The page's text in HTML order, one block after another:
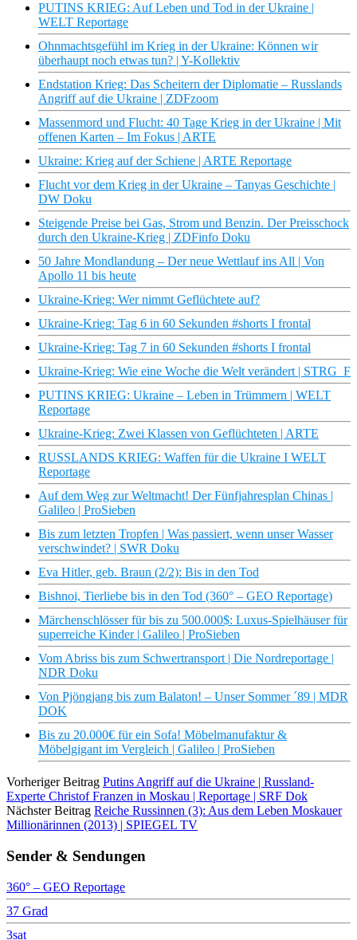
PUTINS KRIEG: Auf Leben und Tod in der Ukraine |
WELT Reportage
Ohnmachtsgefühl im Krieg in der Ukraine: Können wir
überhaupt noch etwas tun? | Y-Kollektiv
Endstation Krieg: Das Scheitern der Diplomatie – Russlands
Angriff auf die Ukraine | ZDFzoom
Massenmord und Flucht: 40 Tage Krieg in der Ukraine | Mit
offenen Karten – Im Fokus | ARTE
Ukraine: Krieg auf der Schiene | ARTE Reportage
Flucht vor dem Krieg in der Ukraine – Tanyas Geschichte |
DW Doku
Steigende Preise bei Gas, Strom und Benzin. Der Preisschock
durch den Ukraine-Krieg | ZDFinfo Doku
50 Jahre Mondlandung – Der neue Wettlauf ins All | Von
Apollo 11 bis heute
Ukraine-Krieg: Wer nimmt Geflüchtete auf?
Ukraine-Krieg: Tag 6 in 60 Sekunden #shorts I frontal
Ukraine-Krieg: Tag 7 in 60 Sekunden #shorts I frontal
Ukraine-Krieg: Wie eine Woche die Welt verändert | STRG_F
PUTINS KRIEG: Ukraine – Leben in Trümmern | WELT
Reportage
Ukraine-Krieg: Zwei Klassen von Geflüchteten | ARTE
RUSSLANDS KRIEG: Waffen für die Ukraine I WELT
Reportage
Auf dem Weg zur Weltmacht! Der Fünfjahresplan Chinas |
Galileo | ProSieben
Bis zum letzten Tropfen | Was passiert, wenn unser Wasser
verschwindet? | SWR Doku
Eva Hitler, geb. Braun (2/2): Bis in den Tod
Bishnoi, Tierliebe bis in den Tod (360° – GEO Reportage)
Märchenschlösser für bis zu 500.000$: Luxus-Spielhäuser für
superreiche Kinder | Galileo | ProSieben
Vom Abriss bis zum Schwertransport | Die Nordreportage |
NDR Doku
Von Pjöngjang bis zum Balaton! – Unser Sommer ´89 | MDR
DOK
Bis zu 20.000€ für ein Sofa! Möbelmanufaktur &
Möbelgigant im Vergleich | Galileo | ProSieben
Vorheriger Beitrag Putins Angriff auf die Ukraine | Russland-
Experte Christof Franzen in Moskau | Reportage | SRF Dok
Nächster Beitrag Reiche Russinnen (3): Aus dem Leben Moskauer
Millionärinnen (2013) | SPIEGEL TV
Sender & Sendungen
360° – GEO Reportage
37 Grad
3sat